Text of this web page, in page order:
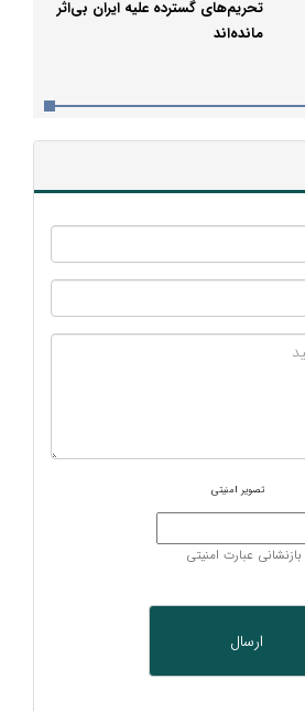
تحریم‌های گسترده علیه ایران بی‌اثر
مانده‌اند
بازنشانی عبارت امنیتی